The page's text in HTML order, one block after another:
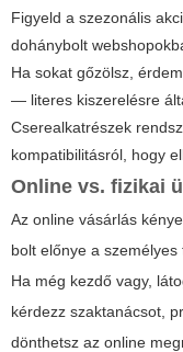
Figyeld a szezonális
dohánybolt
Ha sokat gőzölsz,
— literes kiszerelésre
Cserealkatrészek
kompatibilitásról, hogy
Online vs. fizikai
Az online vásárlás
bolt előnye a
Ha még kezdő vagy,
kérdezz szaktanácsot,
dönthetsz az online